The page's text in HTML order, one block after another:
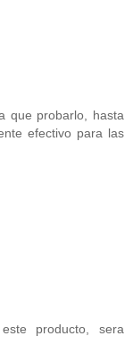
que probarlo, hasta
efectivo para las
producto, sera